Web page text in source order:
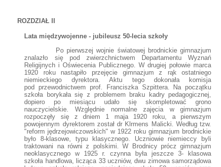
ROZDZIAŁ II
Lata międzywojenne - jubileusz 50-lecia szkoły
Po pierwszej wojnie światowej brodnickie gimnazjum
znalazło się pod zwierzchnictwem Departamentu Wyznań
Religijnych i Oświecenia Publicznego. W drugiej połowie marca
1920 roku nastąpiło przejęcie gimnazjum z rąk ostatniego
niemieckiego dyrektora. Aktu tego dokonała komisja
pod przewodnictwem prof. Franciszka Szpittera. Na początku
szkoła borykała się z problemem braku kadry pedagogicznej,
dopiero po miesiącu udało się skompletować grono
nauczycielskie. Względnie normalne zajęcia w gimnazjum
rozpoczęły się z dniem 1 maja 1920 roku, a pierwszym
powojennym dyrektorem został dr Klrmens Malicki. Według tzw.
"reform jędrzejowiczowskich" w 1922 roku gimnazjum brodnickie
było 8-klasowe, typu klasycznego. Uczniowie niemieccy byli
traktowani na równi z polskimi. W Brodnicy prócz gimnazjum
neoklasycznego w 1925 r. czynna była jeszcze 3- klasowa
szkoła handlowa, licząca 33 uczniów, dwu zimowa samorządowa